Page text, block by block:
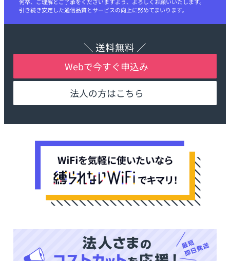
何卒、ご理解とご了承をくださいますよう、よろしくお願いいたします。
引き続き安定した通信品質とサービスの向上に努めてまいります。
＼ 送料無料 ／
Webで今すぐ申込み
法人の方はこちら